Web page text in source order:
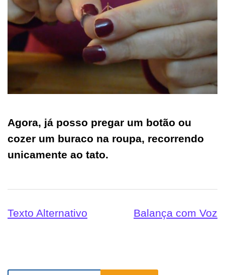
Agora, já posso pregar um botão ou
cozer um buraco na roupa, recorrendo
unicamente ao tato.
Navegação
artigos
Texto Alternativo Balança com Voz